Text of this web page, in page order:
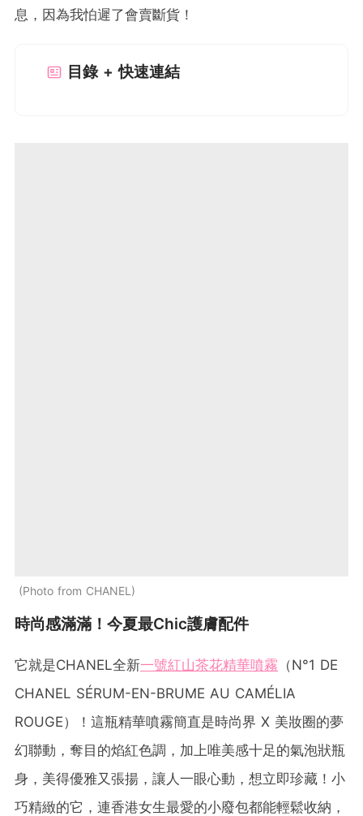
息，因為我怕遲了會賣斷貨！
目錄 + 快速連結
Photo from CHANEL
時尚感滿滿！今夏最Chic護膚配件
它就是CHANEL全新一號紅山茶花精華噴霧 （N°1 DE
CHANEL SÉRUM-EN-BRUME AU CAMÉLIA
ROUGE）！這瓶精華噴霧簡直是時尚界 X 美妝圈的夢
幻聯動，奪目的焰紅色調，加上唯美感十足的氣泡狀瓶
身，美得優雅又張揚，讓人一眼心動，想立即珍藏！小
巧精緻的它，連香港女生最愛的小廢包都能輕鬆收納，